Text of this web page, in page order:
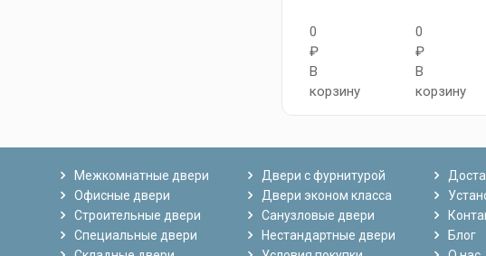
0
₽
В
корзину
0
₽
В
корзину
Межкомнатные двери
Офисные двери
Строительные двери
Специальные двери
Двери с фурнитурой
Двери эконом класса
Санузловые двери
Нестандартные двери
Блог